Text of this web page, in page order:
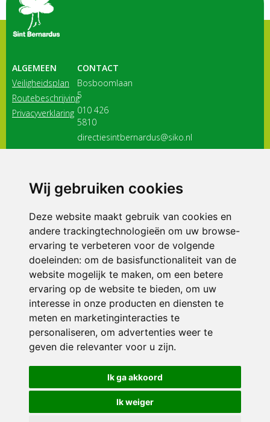
Wij gebruiken cookies
Deze website maakt gebruik van cookies en
andere trackingtechnologieën om uw browse-
ervaring te verbeteren voor de volgende
doeleinden: om de basisfunctionaliteit van de
website mogelijk te maken, om een betere
ervaring op de website te bieden, om uw
interesse in onze producten en diensten te
meten en marketinginteracties te
personaliseren, om advertenties weer te
geven die relevanter voor u zijn.
Ik ga akkoord
Ik weiger
ALGEMEEN
Veiligheidsplan
Routebeschrijving
Privacyverklaring
CONTACT
Bosboomlaan
5
010 426
5810
directiesintbernardus@siko.nl
3116 JB
ONDERDEEL VAN
© 2026 Sint Bernardus | Alle rechten voorbehouden
Privacy policy|Disclaimer| Klachtenregeling|RSIN en Anbi
voorkeuren
Crealisatie The MindOffice